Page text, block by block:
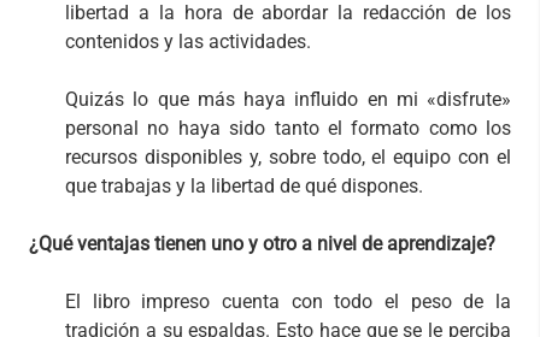
libertad a la hora de abordar la redacción de los
contenidos y las actividades.
Quizás lo que más haya influido en mi «disfrute»
personal no haya sido tanto el formato como los
recursos disponibles y, sobre todo, el equipo con el
que trabajas y la libertad de qué dispones.
¿Qué ventajas tienen uno y otro a nivel de aprendizaje?
El libro impreso cuenta con todo el peso de la
tradición a su espaldas. Esto hace que se le perciba